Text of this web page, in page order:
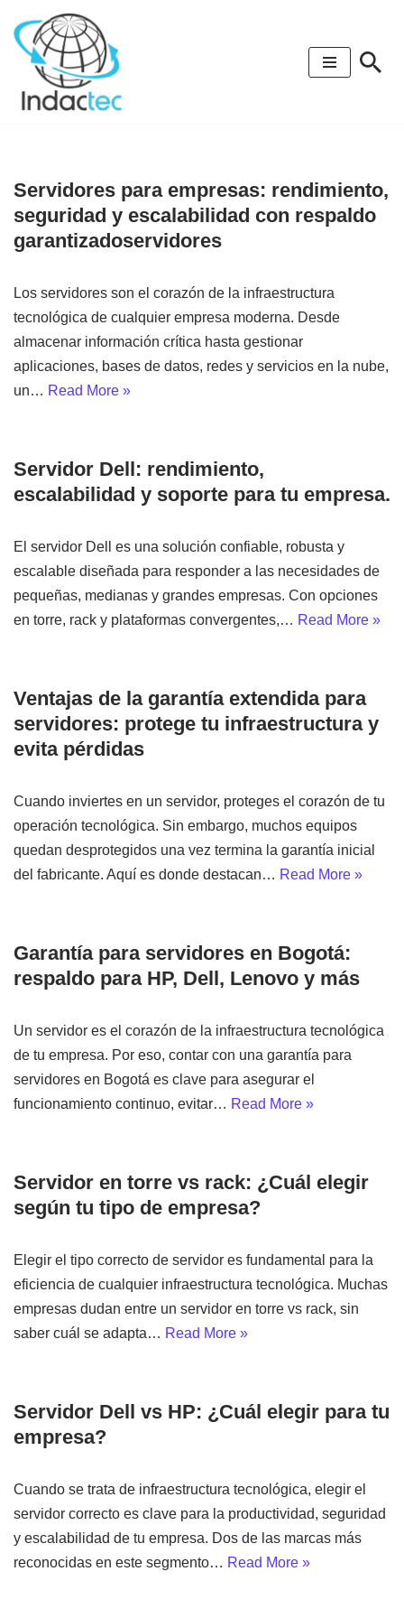
Saltar
contenido
Servidores para empresas: rendimiento,
seguridad y escalabilidad con respaldo
garantizadoservidores
Los servidores son el corazón de la infraestructura
tecnológica de cualquier empresa moderna. Desde
almacenar información crítica hasta gestionar
aplicaciones, bases de datos, redes y servicios en la nube,
un… Read More »
Servidor Dell: rendimiento,
escalabilidad y soporte para tu empresa.
El servidor Dell es una solución confiable, robusta y
escalable diseñada para responder a las necesidades de
pequeñas, medianas y grandes empresas. Con opciones
en torre, rack y plataformas convergentes,… Read More »
Ventajas de la garantía extendida para
servidores: protege tu infraestructura y
evita pérdidas
Cuando inviertes en un servidor, proteges el corazón de tu
operación tecnológica. Sin embargo, muchos equipos
quedan desprotegidos una vez termina la garantía inicial
del fabricante. Aquí es donde destacan… Read More »
Garantía para servidores en Bogotá:
respaldo para HP, Dell, Lenovo y más
Un servidor es el corazón de la infraestructura tecnológica
de tu empresa. Por eso, contar con una garantía para
servidores en Bogotá es clave para asegurar el
funcionamiento continuo, evitar… Read More »
Servidor en torre vs rack: ¿Cuál elegir
según tu tipo de empresa?
Elegir el tipo correcto de servidor es fundamental para la
eficiencia de cualquier infraestructura tecnológica. Muchas
empresas dudan entre un servidor en torre vs rack, sin
saber cuál se adapta… Read More »
Servidor Dell vs HP: ¿Cuál elegir para tu
empresa?
Cuando se trata de infraestructura tecnológica, elegir el
servidor correcto es clave para la productividad, seguridad
y escalabilidad de tu empresa. Dos de las marcas más
reconocidas en este segmento… Read More »